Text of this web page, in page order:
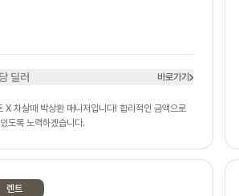
연주 매니저님이 엄청 노력해주신게
후에 바로 차량 배차가 되었어요. 물
있는것 같았어요. (모두가 이런 스케줄
수 있을거 같아요)
요일) 최종견적 > (월요일) 전자약
딜러 바로가기
X 차살때 박상환 매니저입니다! 합리적인 금액으로
도록 노력하겠습니다.
렌트